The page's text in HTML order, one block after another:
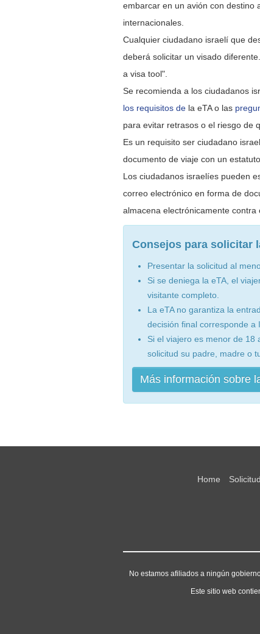
embarcar en un avión con destino
internacionales.
Cualquier ciudadano israelí que
deberá solicitar un visado
a visa tool".
Se recomienda a los ciudadanos
los requisitos de la eTA o las
para evitar retrasos o el riesgo de
Es un requisito ser ciudadano
documento de viaje con un
Los ciudadanos israelíes pueden
correo electrónico en forma de
almacena electrónicamente contra
Consejos para solicitar
Presentar la solicitud al
Si se deniega la eTA, el
visitante completo.
La eTA no garantiza la
decisión final corresponde a
Si el viajero es menor de 18
solicitud su padre, madre o
Más información sobre
Home
No estamos afiliados a ningún
Este sitio web